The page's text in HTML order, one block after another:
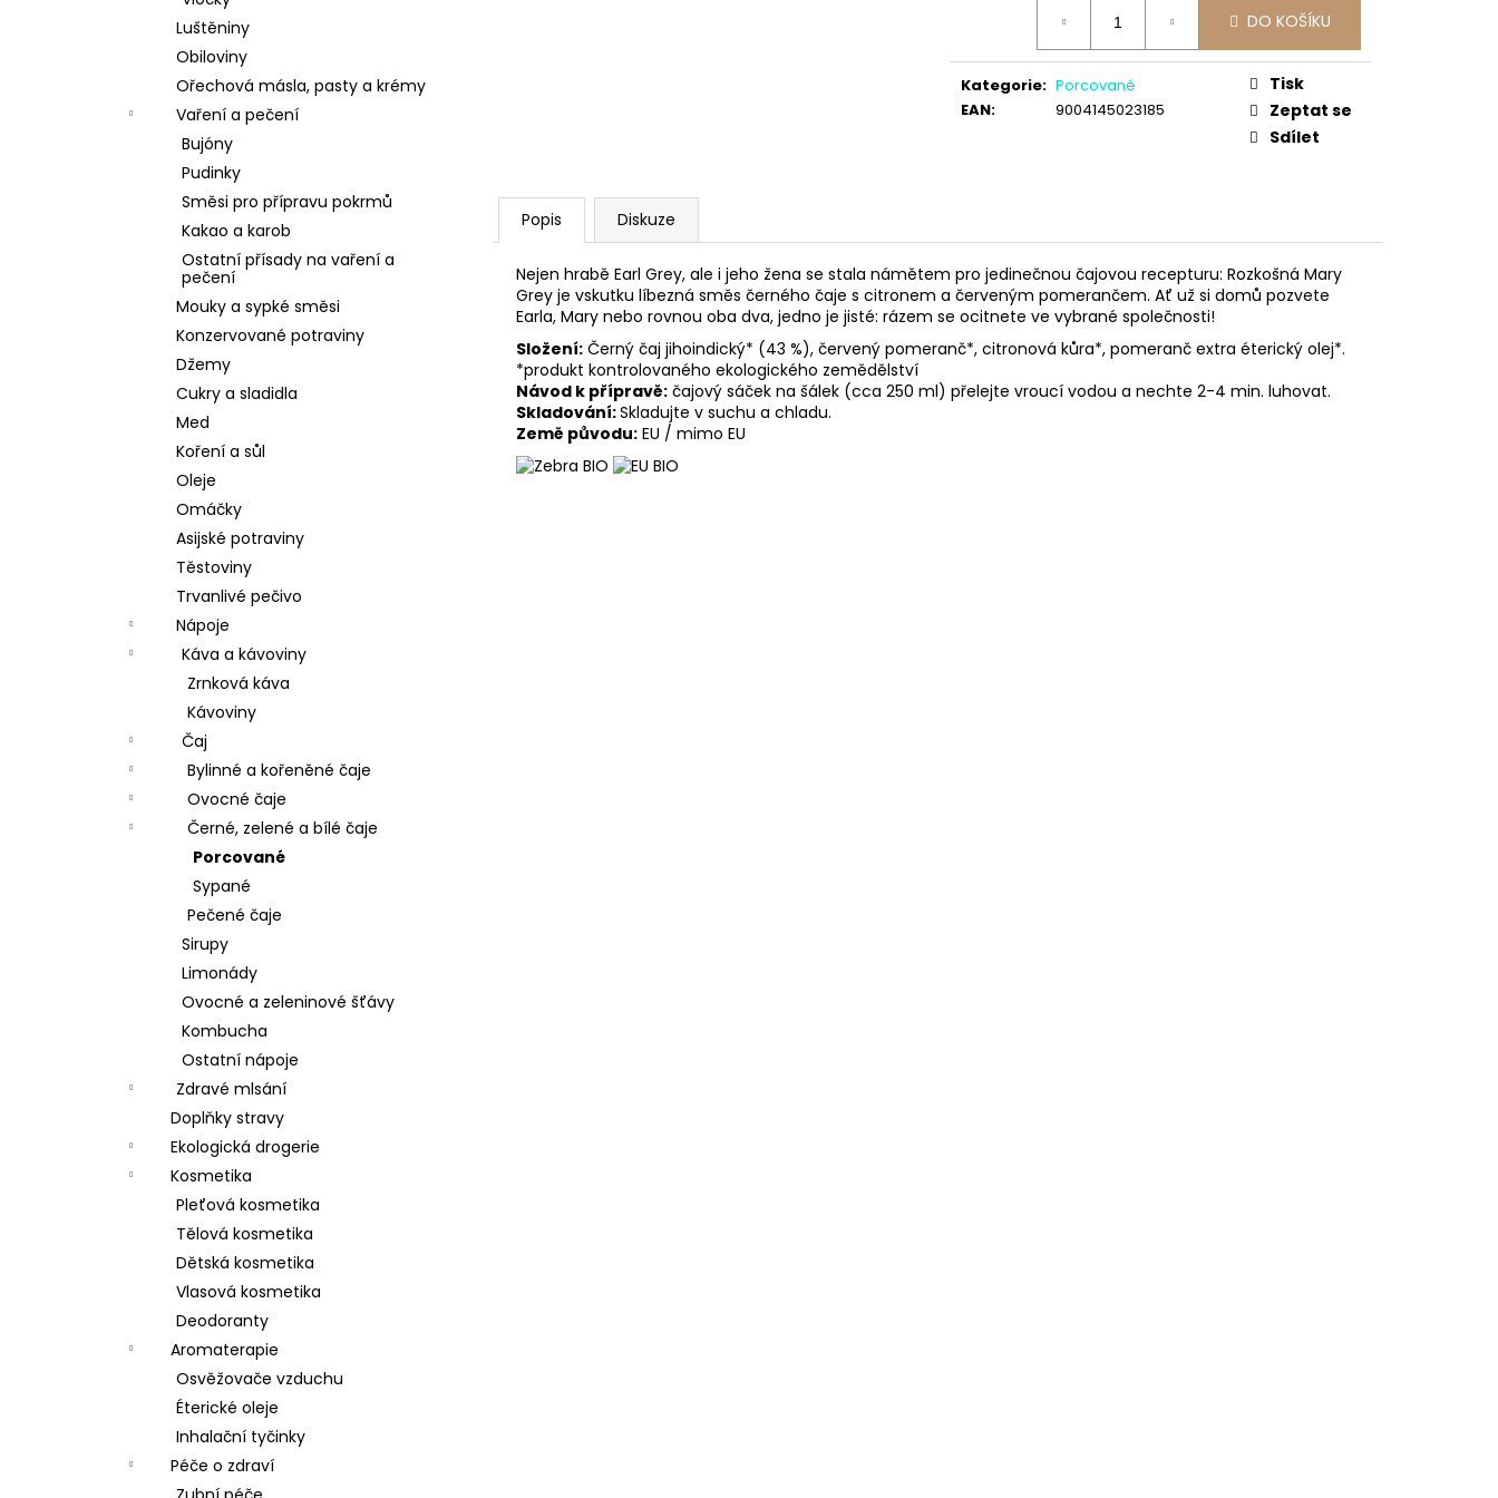
Luštěniny
Obiloviny
Ořechová másla, pasty a krémy
Vaření a pečení
Bujóny
Pudinky
Směsi pro přípravu pokrmů
Kakao a karob
Ostatní přísady na vaření a
pečení
Mouky a sypké směsi
Konzervované potraviny
Džemy
Cukry a sladidla
Med
Koření a sůl
Oleje
Omáčky
Asijské potraviny
Těstoviny
Trvanlivé pečivo
Nápoje
Káva a kávoviny
Zrnková káva
Kávoviny
Čaj
Bylinné a kořeněné čaje
Ovocné čaje
Černé, zelené a bílé čaje
Porcované
Sypané
Pečené čaje
Sirupy
Limonády
Ovocné a zeleninové šťávy
Kombucha
Ostatní nápoje
Zdravé mlsání
Doplňky stravy
Ekologická drogerie
Kosmetika
Pleťová kosmetika
Tělová kosmetika
Dětská kosmetika
Vlasová kosmetika
Deodoranty
Aromaterapie
Osvěžovače vzduchu
Éterické oleje
Inhalační tyčinky
Péče o zdraví
DO KOŠÍKU
Kategorie: Porcované
EAN: 9004145023185
Tisk
Zeptat se
Sdílet
Popis Diskuze
Nejen hrabě Earl Grey, ale i jeho žena se stala námětem pro jedinečnou čajovou recepturu: Rozkošná Mary
Grey je vskutku líbezná směs černého čaje s citronem a červeným pomerančem. Ať už si domů pozvete
Earla, Mary nebo rovnou oba dva, jedno je jisté: rázem se ocitnete ve vybrané společnosti!
Složení: Černý čaj jihoindický* (43 %), červený pomeranč*, citronová kůra*, pomeranč extra éterický olej*.
*produkt kontrolovaného ekologického zemědělství
Návod k přípravě: čajový sáček na šálek (cca 250 ml) přelejte vroucí vodou a nechte 2-4 min. luhovat.
Skladování:Skladujte v suchu a chladu.
Země původu: EU / mimo EU